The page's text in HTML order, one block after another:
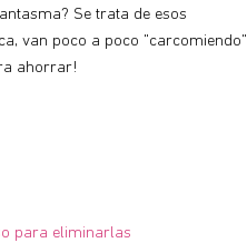
Se trata de esos
van poco a poco "carcomiendo"
ahorrar!
para eliminarlas